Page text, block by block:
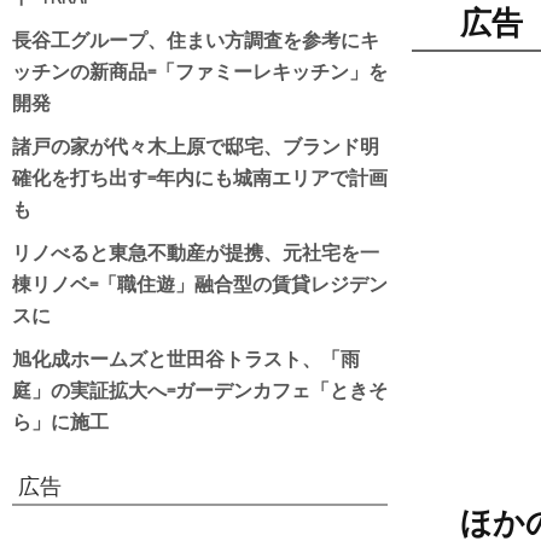
広告
ほか
長谷工グループ、住まい方調査を参考にキ
ッチンの新商品=「ファミーレキッチン」を
開発
諸戸の家が代々木上原で邸宅、ブランド明
確化を打ち出す=年内にも城南エリアで計画
も
リノべると東急不動産が提携、元社宅を一
棟リノベ=「職住遊」融合型の賃貸レジデン
スに
旭化成ホームズと世田谷トラスト、「雨
庭」の実証拡大へ=ガーデンカフェ「ときそ
ら」に施工
広告